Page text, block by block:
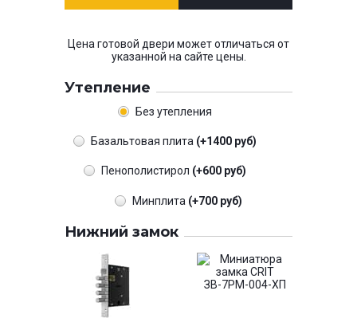
Цена готовой двери может отличаться от
указанной на сайте цены.
Утепление
Без утепления
Базальтовая плита (+1400 руб)
Пенополистирол (+600 руб)
Минплита (+700 руб)
Нижний замок